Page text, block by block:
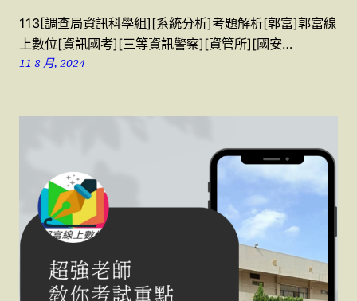
113[調查局資訊科學組][系統分析]考題解析[郭富]郭富線
上數位[資訊國考][三等資訊警察][資管所][國安…
11 8 月, 2024